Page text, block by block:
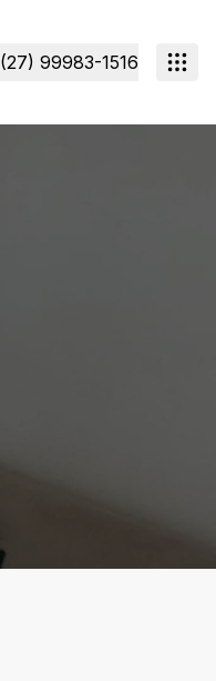
(27) 99983-1516